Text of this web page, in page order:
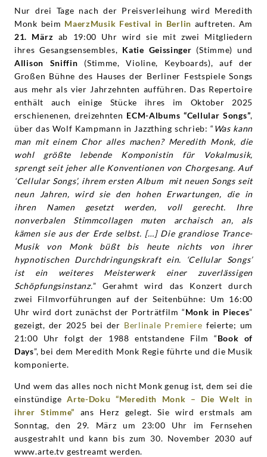
Nur drei Tage nach der Preisverleihung wird Meredith
Monk beim MaerzMusik Festival in Berlin auftreten. Am
21. März ab 19:00 Uhr wird sie mit zwei Mitgliedern
ihres Gesangsensembles, Katie Geissinger (Stimme) und
Allison Sniffin (Stimme, Violine, Keyboards), auf der
Großen Bühne des Hauses der Berliner Festspiele Songs
aus mehr als vier Jahrzehnten aufführen. Das Repertoire
enthält auch einige Stücke ihres im Oktober 2025
erschienenen, dreizehnten ECM-Albums “Cellular Songs”,
über das Wolf Kampmann in Jazzthing schrieb: “ Was kann
man mit einem Chor alles machen? Meredith Monk, die
wohl größte lebende Komponistin für Vokalmusik,
sprengt seit jeher alle Konventionen von Chorgesang. Auf
‘Cellular Songs’, ihrem ersten Album mit neuen Songs seit
neun Jahren, wird sie den hohen Erwartungen, die in
ihren Namen gesetzt werden, voll gerecht. Ihre
nonverbalen Stimmcollagen muten archaisch an, als
kämen sie aus der Erde selbst. […] Die grandiose Trance-
Musik von Monk büßt bis heute nichts von ihrer
hypnotischen Durchdringungskraft ein. ‘Cellular Songs’
ist ein weiteres Meisterwerk einer zuverlässigen
Schöpfungsinstanz.” Gerahmt wird das Konzert durch
zwei Filmvorführungen auf der Seitenbühne: Um 16:00
Uhr wird dort zunächst der Porträtfilm “Monk in Pieces”
gezeigt, der 2025 bei der Berlinale Premiere feierte; um
21:00 Uhr folgt der 1988 entstandene Film “Book of
Days”, bei dem Meredith Monk Regie führte und die Musik
komponierte.
Und wem das alles noch nicht Monk genug ist, dem sei die
einstündigeArte-Doku “Meredith Monk – Die Welt in
ihrer Stimme” ans Herz gelegt. Sie wird erstmals am
Sonntag, den 29. März um 23:00 Uhr im Fernsehen
ausgestrahlt und kann bis zum 30. November 2030 auf
www.arte.tv gestreamt werden.